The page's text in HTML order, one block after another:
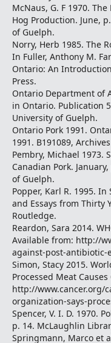
McNaus, G. F 1970.
Hog Production. June,
of Guelph.
Norry, Herb 1985. The
In Fuller, Anthony M.
Ontario: An
Press.
Ontario Department of
in Ontario. Publication
University of Guelph.
Ontario Pork 1991.
1991. B191089,
Pembry, Michael 1973.
Canadian Pork.
of Guelph.
Popper, Karl R. 1995.
and Essays from Thirty
Routledge.
Reardon, Sara 2014.
Available from: http://
against-post-antibiotic-
Simon, Stacy 2015.
Processed Meat
http://www.cancer.org/
organization-says-
Spencer, V. I. D. 1970.
p. 14. McLaughlin
Springmann, Marco et